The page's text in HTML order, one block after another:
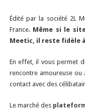
Édité par la société 2L
France. Même si le
Meetic, il reste fidèle
En effet, il vous permet
rencontre amoureuse ou
contact avec des
Le marché des